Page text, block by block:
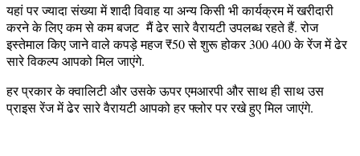
यहां पर ज्यादा संख्या में शादी विवाह या अन्य किसी भी कार्यक्रम में खरीदारी
करने के लिए कम से कम बजट मैं ढेर सारे वैरायटी उपलब्ध रहते हैं. रोज
इस्तेमाल किए जाने वाले कपड़े महज ₹50 से शुरू होकर 300 400 के रेंज में ढेर
सारे विकल्प आपको मिल जाएंगे.
हर प्रकार के क्वालिटी और उसके ऊपर एमआरपी और साथ ही साथ उस
प्राइस रेंज में ढेर सारे वैरायटी आपको हर फ्लोर पर रखे हुए मिल जाएंगे.